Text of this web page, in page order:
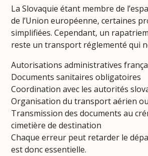
La Slovaquie étant membre de
de l’Union européenne, certaines
simplifiées. Cependant, un
reste un transport réglementé qui
Autorisations administratives
Documents sanitaires obligatoires
Coordination avec les autorités
Organisation du transport aérien
Transmission des documents au
cimetière de destination
Chaque erreur peut retarder le
est donc essentielle.